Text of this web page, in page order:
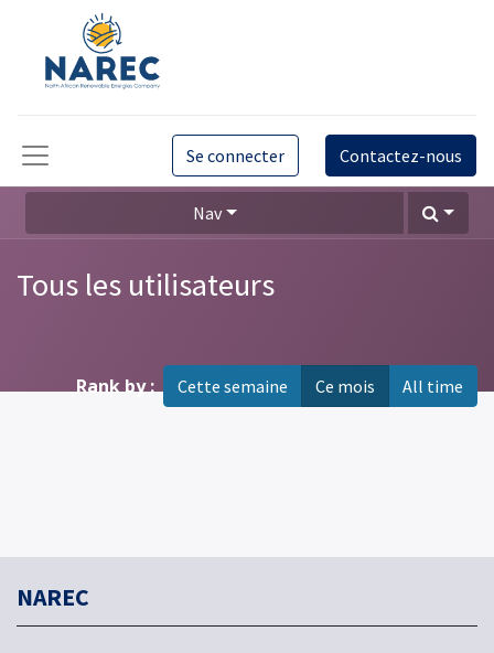
Se connecter Contactez-nous
Nav
Tous les utilisateurs
Rank by : Cette semaine Ce mois All time
NAREC